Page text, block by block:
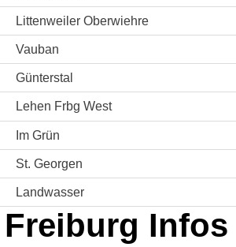
Littenweiler Oberwiehre
Vauban
Günterstal
Lehen Frbg West
Im Grün
St. Georgen
Landwasser
Freiburg Infos